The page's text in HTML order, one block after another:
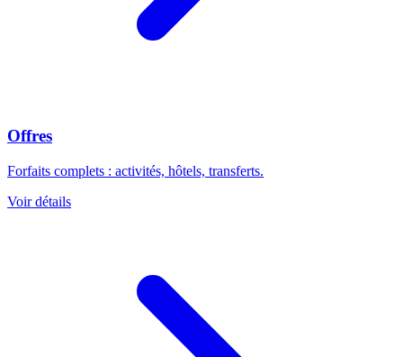
Offres
Forfaits complets : activités, hôtels, transferts.
Voir détails